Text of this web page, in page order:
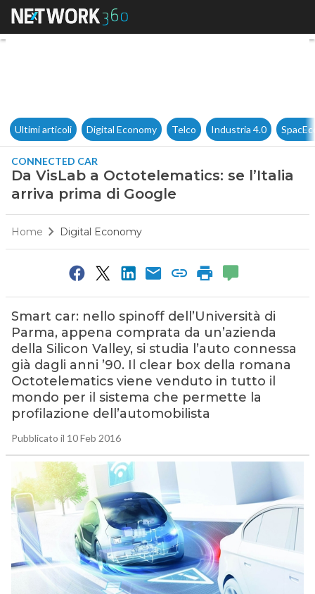
Da VisLab a Octotelematics:
Ultimi articoli Digital Economy Telco Industria 4.0
CONNECTED CAR
Da VisLab a Octotelematics: se l’Italia
arriva prima di Google
Home Digital Economy
Smart car: nello spinoff dell’Università di
Parma, appena comprata da un’azienda
della Silicon Valley, si studia l’auto connessa
già dagli anni ’90. Il clear box della romana
Octotelematics viene venduto in tutto il
mondo per il sistema che permette la
profilazione dell’automobilista
Pubblicato il 10 Feb 2016